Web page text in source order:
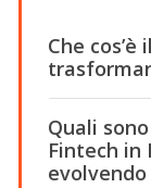
Che
Quali
Fintech in